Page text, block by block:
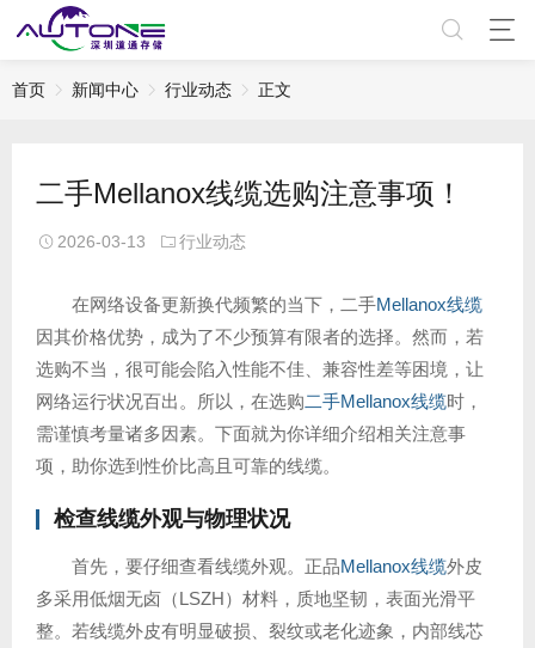
首页 新闻中心 行业动态 正文
二手Mellanox线缆选购注意事项！
2026-03-13 行业动态
在网络设备更新换代频繁的当下，二手Mellanox线缆
因其价格优势，成为了不少预算有限者的选择。然而，若
选购不当，很可能会陷入性能不佳、兼容性差等困境，让
网络运行状况百出。所以，在选购二手Mellanox线缆时，
需谨慎考量诸多因素。下面就为你详细介绍相关注意事
项，助你选到性价比高且可靠的线缆。
检查线缆外观与物理状况
首先，要仔细查看线缆外观。正品Mellanox线缆外皮
多采用低烟无卤（LSZH）材料，质地坚韧，表面光滑平
整。若线缆外皮有明显破损、裂纹或老化迹象，内部线芯